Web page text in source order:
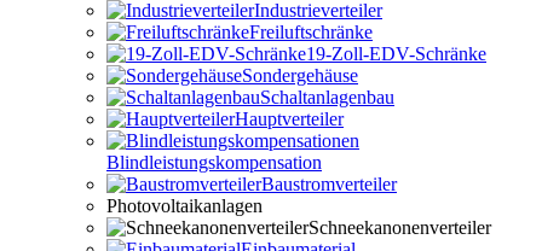
Industrieverteiler
Freiluftschränke
19-Zoll-EDV-Schränke
Sondergehäuse
Schaltanlagenbau
Hauptverteiler
Blindleistungskompensation
Baustromverteiler
Photovoltaikanlagen
Schneekanonenverteiler